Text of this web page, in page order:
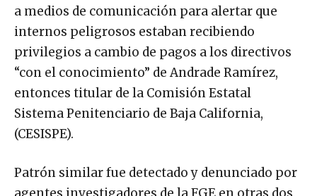
a medios de comunicación para alertar que
internos peligrosos estaban recibiendo
privilegios a cambio de pagos a los directivos
“con el conocimiento” de Andrade Ramírez,
entonces titular de la Comisión Estatal
Sistema Penitenciario de Baja California,
(CESISPE).
Patrón similar fue detectado y denunciado por